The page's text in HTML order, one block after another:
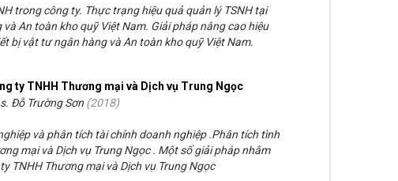
trong công ty. Thực trạng hiệu quả quản lý TSNH tại
An toàn kho quỹ Việt Nam. Giải pháp nâng cao hiệu
bị vật tư ngân hàng và An toàn kho quỹ Việt Nam.
ty TNHH Thương mại và Dịch vụ Trung Ngọc
Đỗ Trường Sơn (2018)
và phân tích tài chính doanh nghiệp .Phân tích tình
mại và Dịch vụ Trung Ngọc . Một số giải pháp nhằm
TNHH Thương mại và Dịch vụ Trung Ngọc